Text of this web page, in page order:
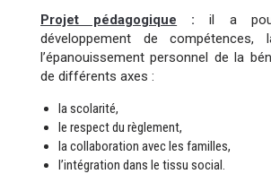
Projet pédagogique
: il a
développement de compétences,
l’épanouissement personnel de la
de différents axes :
la scolarité,
le respect du règlement,
la collaboration avec les familles,
l’intégration dans le tissu social.